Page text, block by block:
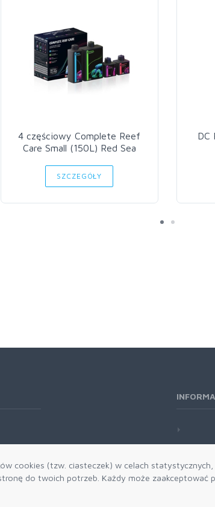
cookies (tzw. ciasteczek) w celach
do twoich potrzeb. Każdy może zaakceptować
4 częściowy Complete Reef
Care Small (150L) Red Sea
SZCZEGÓŁY
DC